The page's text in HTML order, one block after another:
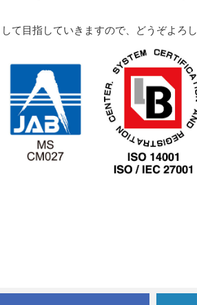
て目指していきますので、どうぞよろし